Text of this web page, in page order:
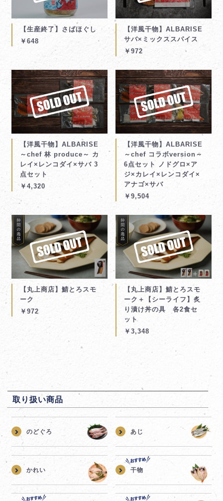
【生産終了】さばほぐし
￥648
【洋風干物】ALBARISE
サバ×ミックススパイス
￥972
【洋風干物】ALBARISE
～chef 林 produce～ カ
レイ×レンコダイ×サバ 3
点セット
￥4,320
【洋風干物】ALBARISE
～chef コラボversion～
6点セット ノドグロ×ア
ジ×カレイ×レンコダイ×
アナゴ×サバ
￥9,504
【丸上商店】鯖とろスモ
ーク
￥972
【丸上商店】鯖とろスモ
ーク＋【シーライフ】炙
り漬け丼の具 各2食セ
ット
￥3,348
取り扱い商品
のどぐろ あじ
かれい 干物